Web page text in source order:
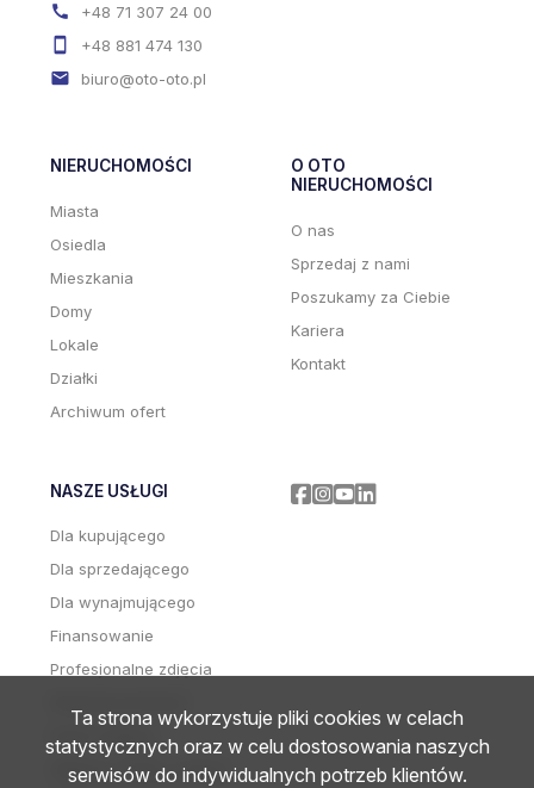
+48 71 307 24 00
+48 881 474 130
biuro@oto-oto.pl
NIERUCHOMOŚCI
Miasta
Osiedla
Mieszkania
Domy
Lokale
Działki
Archiwum ofert
O OTO
NIERUCHOMOŚCI
O nas
Sprzedaj z nami
Poszukamy za Ciebie
Kariera
Kontakt
NASZE USŁUGI
Dla kupującego
Dla sprzedającego
Dla wynajmującego
Finansowanie
Profesjonalne zdjęcia
Zdjęcia i wideo z drona
Facebook
Facebook
Facebook
Facebook
Ta strona wykorzystuje pliki cookies w celach
statystycznych oraz w celu dostosowania naszych
serwisów do indywidualnych potrzeb klientów.